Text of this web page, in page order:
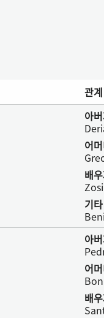
관계
아
어
배
기타
아
어
배